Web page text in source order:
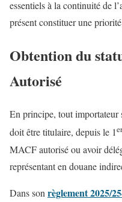
essentiels à la continuité de
présent constituer une
Obtention du
Autorisé
En principe, tout
doit être titulaire, depuis le 1er
MACF autorisé ou avoir
représentant en douane
Dans son règlement 2025/